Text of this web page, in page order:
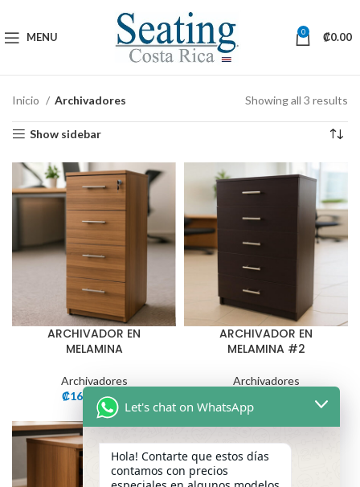
MENU 0 ₡0.00
Inicio Archivadores Showing all 3 results
Show sidebar
ARCHIVADOR EN
MELAMINA
Archivadores
₡165,000.00
ARCHIVADOR EN
MELAMINA #2
Archivadores
Let's chat on WhatsApp
Hola! Contarte que estos días
contamos con precios